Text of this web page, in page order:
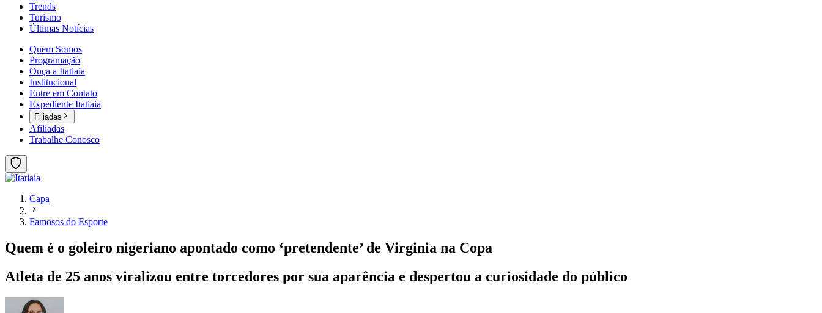
Trends
Turismo
Últimas Notícias
Quem Somos
Programação
Ouça a Itatiaia
Institucional
Entre em Contato
Expediente Itatiaia
Filiadas
Afiliadas
Trabalhe Conosco
Capa
Famosos do Esporte
Quem é o goleiro nigeriano apontado como ‘pretendente’ de Virginia na Copa
Atleta de 25 anos viralizou entre torcedores por sua aparência e despertou a curiosidade do público